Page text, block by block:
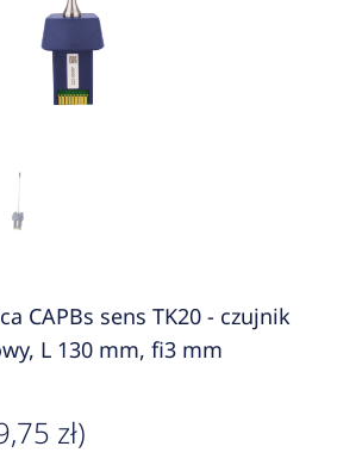
CAPBs sens TK20 - czujnik
L 130 mm, fi3 mm
zł)